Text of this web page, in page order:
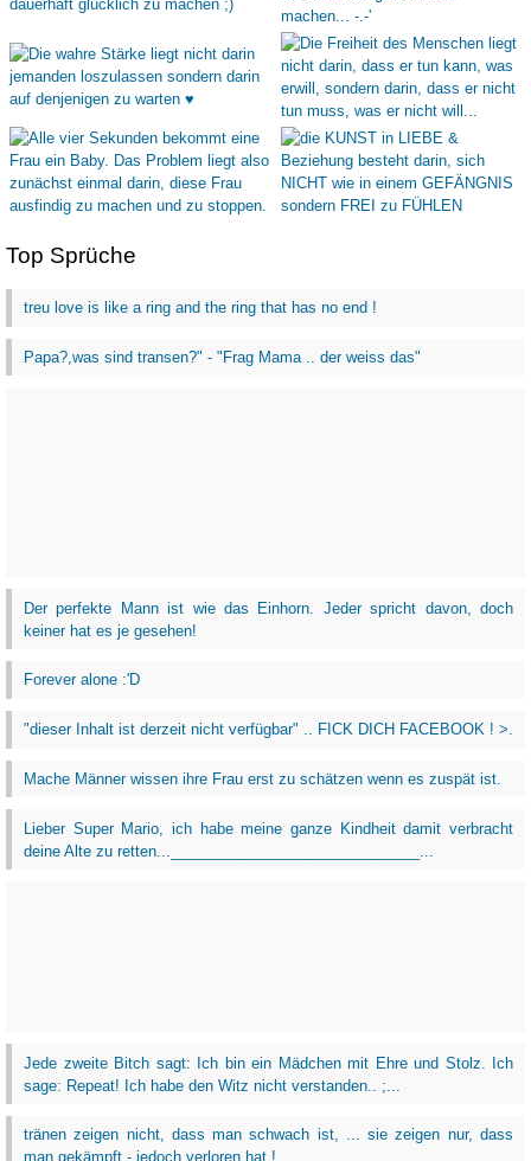
Top Sprüche
treu love is like a ring and the ring that has no end !
Papa?,was sind transen?" - "Frag Mama .. der weiss das"
Der perfekte Mann ist wie das Einhorn. Jeder spricht davon, doch
keiner hat es je gesehen!
Forever alone :'D
"dieser Inhalt ist derzeit nicht verfügbar" .. FICK DICH FACEBOOK ! >.
Mache Männer wissen ihre Frau erst zu schätzen wenn es zuspät ist.
Lieber Super Mario, ich habe meine ganze Kindheit damit verbracht
deine Alte zu retten...______________________________...
Jede zweite Bitch sagt: Ich bin ein Mädchen mit Ehre und Stolz. Ich
sage: Repeat! Ich habe den Witz nicht verstanden.. ;...
tränen zeigen nicht, dass man schwach ist, ... sie zeigen nur, dass
man gekämpft - jedoch verloren hat.!